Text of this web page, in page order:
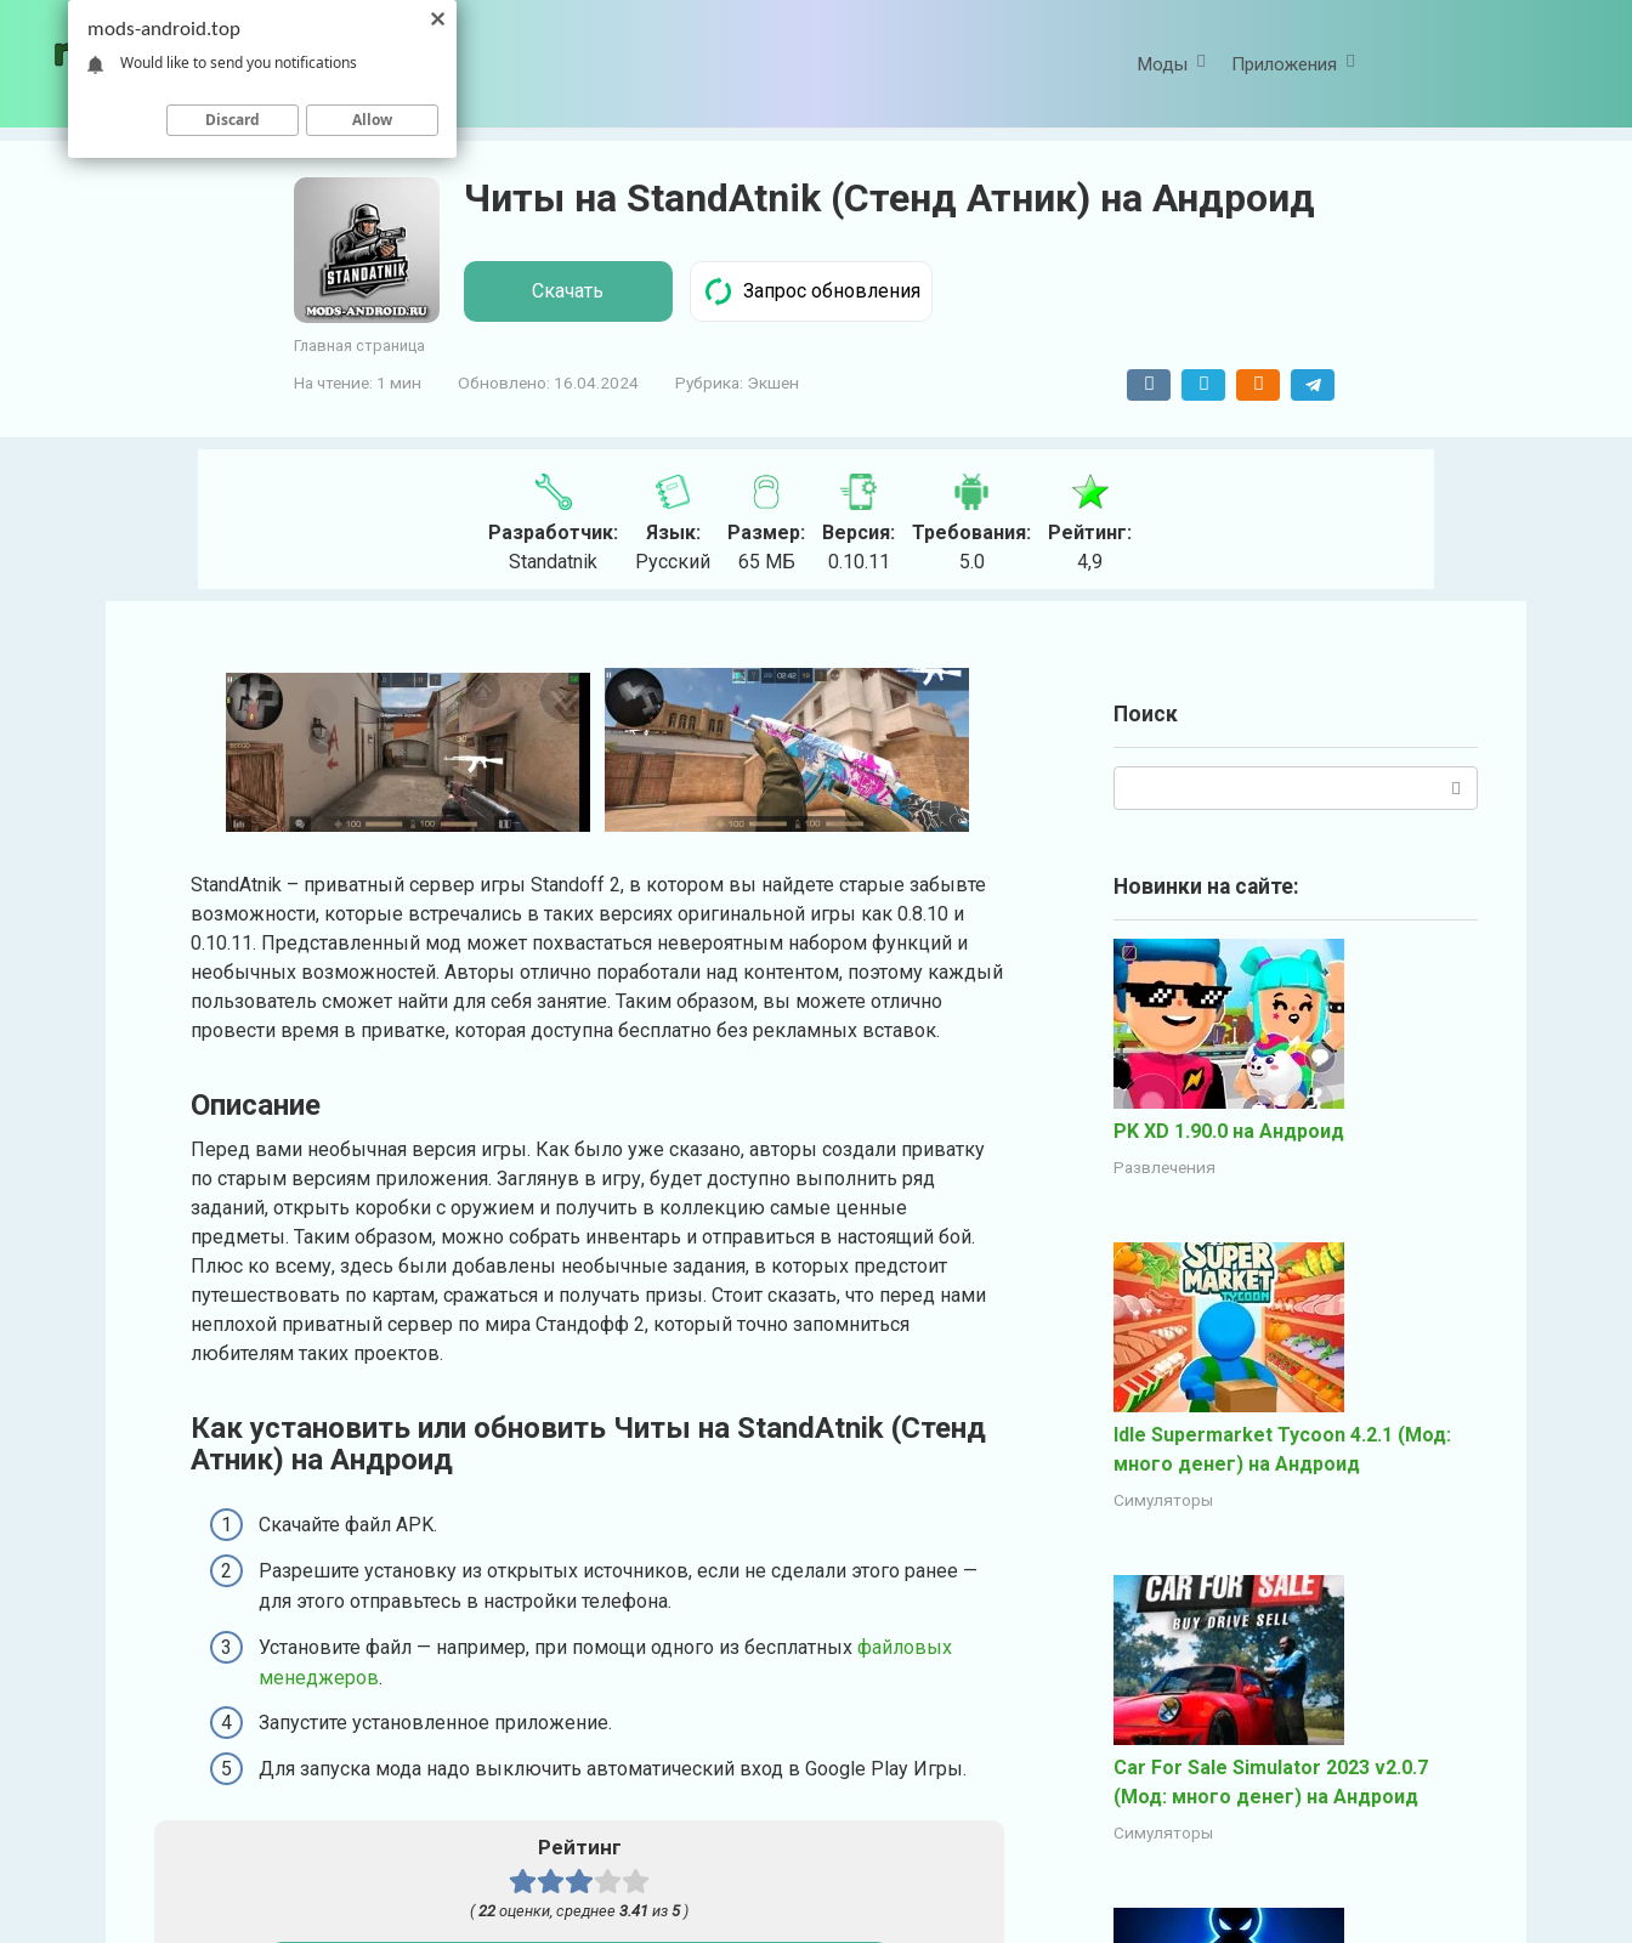
й
Моды Приложения
Читы на StandAtnik (Стенд Атник) на Андроид
Скачать
Главная страница
На чтение: 1 мин Обновлено: 16.04.2024 Рубрика: Экшен
Разработчик:
Standatnik
Язык:
Русский
Размер:
65 МБ
Версия:
0.10.11
Требования:
5.0
Рейтинг:
4,9
StandAtnik – приватный сервер игры Standoff 2, в котором вы найдете старые забывте
возможности, которые встречались в таких версиях оригинальной игры как 0.8.10 и
0.10.11. Представленный мод может похвастаться невероятным набором функций и
необычных возможностей. Авторы отлично поработали над контентом, поэтому каждый
пользователь сможет найти для себя занятие. Таким образом, вы можете отлично
провести время в приватке, которая доступна бесплатно без рекламных вставок.
Описание
Перед вами необычная версия игры. Как было уже сказано, авторы создали приватку
по старым версиям приложения. Заглянув в игру, будет доступно выполнить ряд
заданий, открыть коробки с оружием и получить в коллекцию самые ценные
предметы. Таким образом, можно собрать инвентарь и отправиться в настоящий бой.
Плюс ко всему, здесь были добавлены необычные задания, в которых предстоит
путешествовать по картам, сражаться и получать призы. Стоит сказать, что перед нами
неплохой приватный сервер по мира Стандофф 2, который точно запомниться
любителям таких проектов.
Как установить или обновить Читы на StandAtnik (Стенд
Атник) на Андроид
Скачайте файл APK.
Разрешите установку из открытых источников, если не сделали этого ранее —
для этого отправьтесь в настройки телефона.
Установите файл — например, при помощи одного из бесплатных файловых
менеджеров.
Запустите установленное приложение.
Для запуска мода надо выключить автоматический вход в Google Play Игры.
Рейтинг
(22 оценки, среднее 3.41 из 5)
Поиск
о
к
:
Новинки на сайте:
PK XD 1.90.0 на Андроид
Развлечения
Idle Supermarket Tycoon 4.2.1 (Мод:
много денег) на Андроид
Симуляторы
Car For Sale Simulator 2023 v2.0.7
(Мод: много денег) на Андроид
Симуляторы
mods-android.top
Would like to send you notifications
Discard Allow